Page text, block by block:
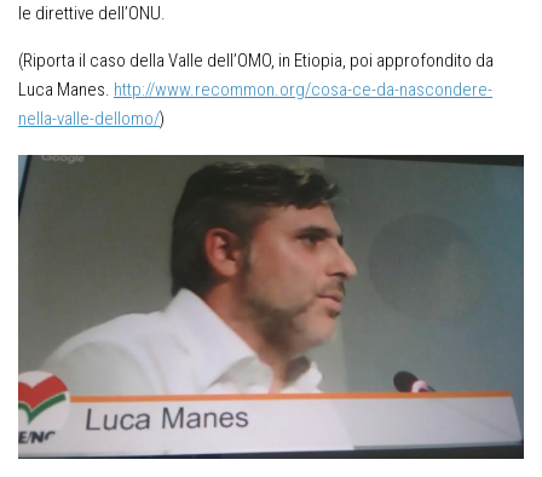
le direttive dell’ONU.
(Riporta il caso della Valle dell’OMO, in Etiopia, poi approfondito da
Luca Manes. http://www.recommon.org/cosa-ce-da-nascondere-
nella-valle-dellomo/)